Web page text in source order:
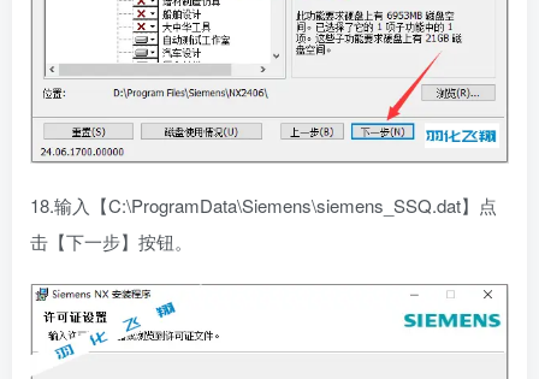
18.输入【C:\ProgramData\Siemens\siemens_SSQ.dat】点
击【下一步】按钮。